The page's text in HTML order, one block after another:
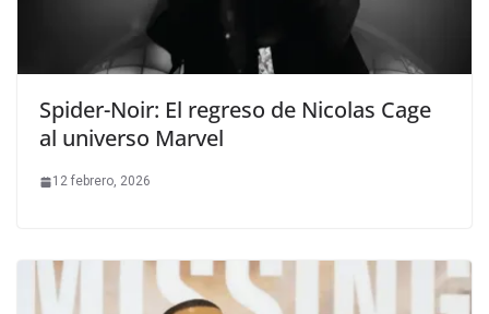
Spider-Noir: El regreso de Nicolas Cage
al universo Marvel
12 febrero, 2026